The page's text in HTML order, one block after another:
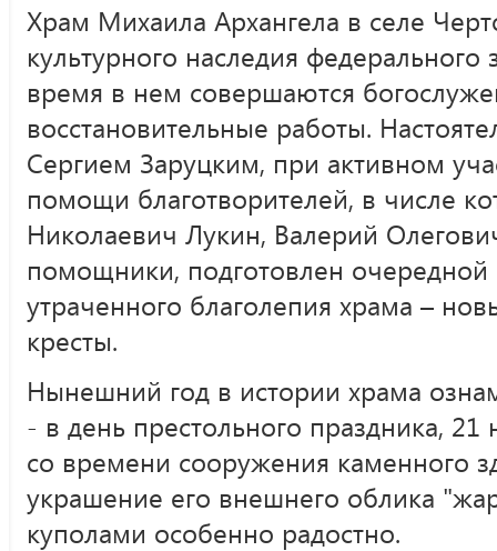
Храм Михаила Архангела в селе
культурного наследия
время в нем совершаются
восстановительные работы.
Сергием Заруцким, при активном
помощи благотворителей, в числе
Николаевич Лукин, Валерий
помощники, подготовлен очередной
утраченного благолепия храма –
кресты.
Нынешний год в истории храма
- в день престольного праздника, 21
со времени сооружения каменного
украшение его внешнего облика
куполами особенно радостно.